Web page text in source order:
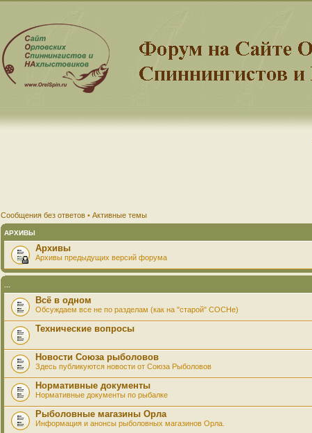
Сообщения без ответов • Активные темы
АРХИВЫ
Архивы
Архивы предыдущих версий форума
Всё в одном
Обсуждаем все не по разделам (как на "старой" СОСНе)
Технические вопросы
Новости Союза рыболовов
Здесь публикуются новости от Союза Рыболовов
Нормативные документы
Нормативные документы по рыбалке
Рыболовные магазины Орла
Информация и анонсы рыболовных магазинов Орла.